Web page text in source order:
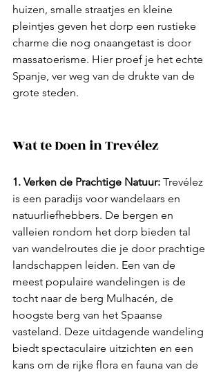
huizen, smalle straatjes en kleine
pleintjes geven het dorp een rustieke
charme die nog onaangetast is door
massatoerisme. Hier proef je het echte
Spanje, ver weg van de drukte van de
grote steden.
Wat te Doen in Trevélez
1. Verken de Prachtige Natuur: Trevélez
is een paradijs voor wandelaars en
natuurliefhebbers. De bergen en
valleien rondom het dorp bieden tal
van wandelroutes die je door prachtige
landschappen leiden. Een van de
meest populaire wandelingen is de
tocht naar de berg Mulhacén, de
hoogste berg van het Spaanse
vasteland. Deze uitdagende wandeling
biedt spectaculaire uitzichten en een
kans om de rijke flora en fauna van de